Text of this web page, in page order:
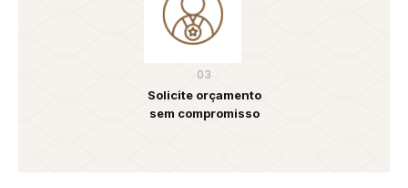
03
Solicite orçamento
sem compromisso